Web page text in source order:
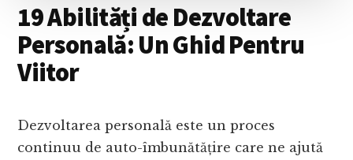
19 Abilități de Dezvoltare
Personală: Un Ghid Pentru
Viitor
Dezvoltarea personală este un proces
continuu de auto-îmbunătățire care ne ajută